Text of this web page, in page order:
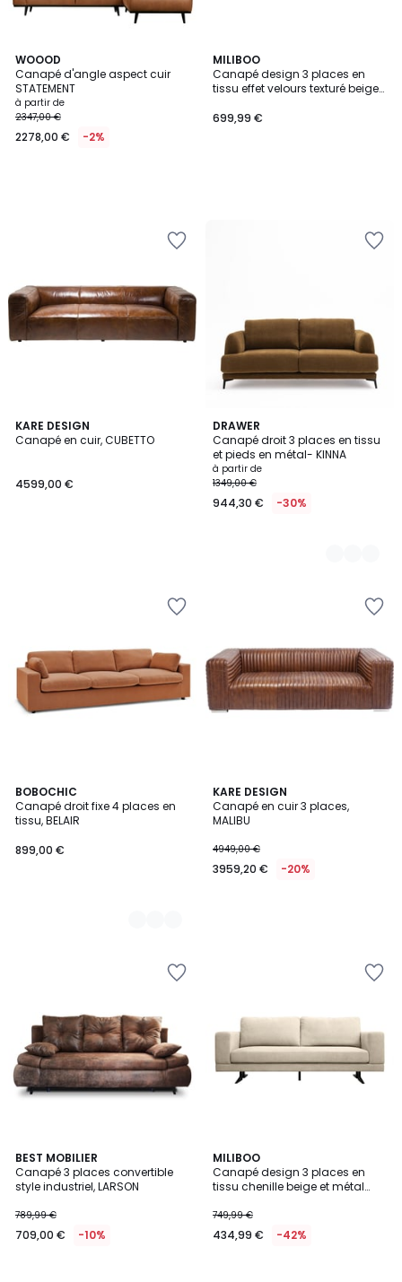
WOOOD
Canapé d'angle aspect cuir
STATEMENT
à partir de
2347,00 €
2278,00 € -2%
MILIBOO
Canapé design 3 places en
tissu effet velours texturé beige
699,99 €
KARE DESIGN
Canapé en cuir, CUBETTO
4599,00 €
DRAWER
Canapé droit 3 places en tissu
et pieds en métal- KINNA
à partir de
1349,00 €
944,30 € -30%
3
Couleurs
BOBOCHIC
Canapé droit fixe 4 places en
tissu, BELAIR
899,00 €
6
Couleurs
KARE DESIGN
Canapé en cuir 3 places,
MALIBU
4949,00 €
3959,20 € -20%
BEST MOBILIER
Canapé 3 places convertible
style industriel, LARSON
789,99 €
709,00 € -10%
MILIBOO
Canapé design 3 places en
tissu chenille beige et métal
749,99 €
434,99 € -42%